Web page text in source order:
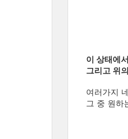
이 상태에
그리고 위
여러가지
그 중 원하